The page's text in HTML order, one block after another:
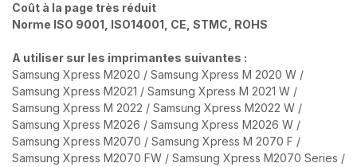
Coût à la page très réduit
Norme ISO 9001, ISO14001, CE, STMC, ROHS
A utiliser sur les imprimantes suivantes :
Samsung Xpress M2020 / Samsung Xpress M 2020 W /
Samsung Xpress M2021 / Samsung Xpress M 2021 W /
Samsung Xpress M 2022 / Samsung Xpress M2022 W /
Samsung Xpress M2026 / Samsung Xpress M2026 W /
Samsung Xpress M2070 / Samsung Xpress M 2070 F /
Samsung Xpress M2070 FW / Samsung Xpress M2070 Series /